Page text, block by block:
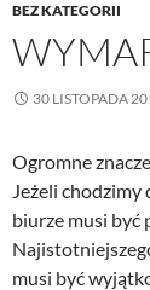
BEZ KATEGORII
30 LISTOPADA
Ogromne
Jeżeli chodzimy
biurze musi być
musi być